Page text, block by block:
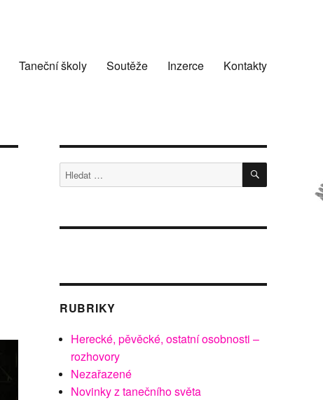
Taneční školy Soutěže Inzerce Kontakty
Hledat: HLEDÁNÍ
RUBRIKY
Herecké, pěvěcké, ostatní osobnosti –
rozhovory
Nezařazené
Novinky z tanečního světa